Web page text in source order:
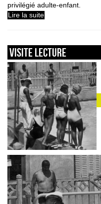
privilégié adulte-enfant.
Lire la suite
VISITE LECTURE